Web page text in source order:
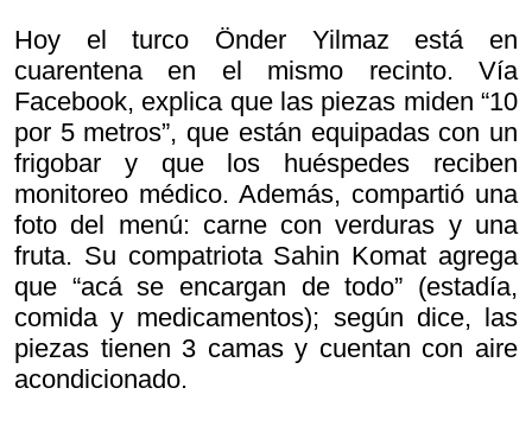
Hoy el turco Önder Yilmaz está en
cuarentena en el mismo recinto. Vía
Facebook, explica que las piezas miden “10
por 5 metros”, que están equipadas con un
frigobar y que los huéspedes reciben
monitoreo médico. Además, compartió una
foto del menú: carne con verduras y una
fruta. Su compatriota Sahin Komat agrega
que “acá se encargan de todo” (estadía,
comida y medicamentos); según dice, las
piezas tienen 3 camas y cuentan con aire
acondicionado.